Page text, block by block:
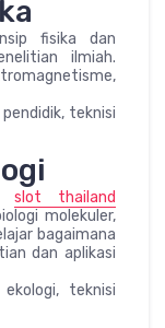
fisika dan
ilmiah.
teknisi
slot thailand
molekuler,
bagaimana
dan aplikasi
teknisi